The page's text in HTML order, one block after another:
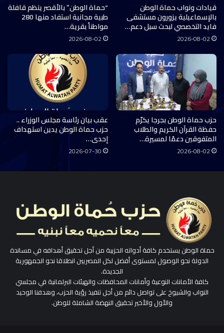
قيادات ونواب حماة الوطن
بالإسماعيلية يزورون مستشفى
فايد التخصصي لبحث سبل دعم…
2026-08-02
“حماة الوطن” بالأقصر ينظم قافلة
طبية مجانية استفاد منها 280
مواطناً بقرية…
2026-08-02
حزب حماة الوطن بجرجا يكرّم
حفظة القرآن الكريم والطلاب
المتفوقين دعمًا لمسيرة…
2026-08-02
عقب بيان رئاسة مجلس الوزراء ..
حزب حماة الوطن يدين استهداف
إحدى…
2026-07-30
حماة الوطن يستخدم كافة أدواته الحزبية من أجل تحقيق أهدافه في مساندة
الدولة نحو الوصول لمستوى أفضل لكل المصريين انطلاقا نحو الجمهورية
الجديدة.
كافة الأمانات النوعية وأمانات المحافظات والهيئات البرلمانية في مجلسي
النواب والشيوخ على تواصل دائم من أجل تنفيذ رؤية الحزب، وهدفنا الوحيد
والأول والأخير تحقيق النهضة الشاملة للوطن.